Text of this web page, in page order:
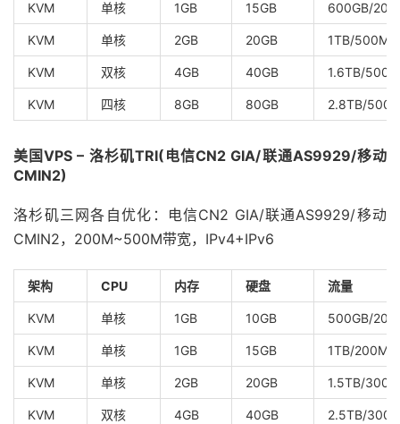
KVM 单核 1GB 15GB 600GB/
KVM 单核 2GB 20GB 1TB/
KVM 双核 4GB 40GB 1.6TB/
KVM 四核 8GB 80GB 2.8TB/
美国VPS – 洛杉矶TRI(电信CN2 GIA/联通AS9929/移动
CMIN2)
洛杉矶三网各自优化：电信CN2 GIA/联通AS9929/移动
CMIN2，200M~500M带宽，IPv4+IPv6
架构 CPU 内存 硬盘 流量
KVM 单核 1GB 10GB 500GB/
KVM 单核 1GB 15GB 1TB/
KVM 单核 2GB 20GB 1.5TB/
KVM 双核 4GB 40GB 2.5TB/